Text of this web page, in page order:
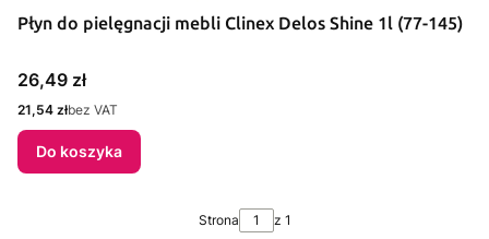
Płyn do pielęgnacji mebli Clinex Delos Shine 1l (77-145)
Cena
26,49 zł
Cena
21,54 złbez VAT
Do koszyka
Strona z 1